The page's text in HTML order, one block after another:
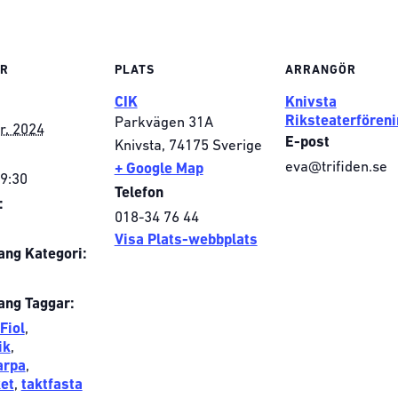
2024
Kategori:
Taggar:
Fiol,
,
,
, taktfasta
PLATS
CIK
Parkvägen 31A
Knivsta, 74175 Sverige
+ Google Map
Telefon
018-34 76 44
Visa Plats-webbplats
ARRANGÖR
Knivsta
E-post
eva@trifiden.se